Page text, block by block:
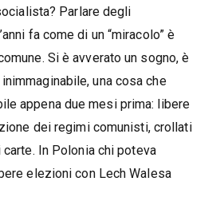
Parlare degli
fa come di un “miracolo” è
Si è avverato un sogno, è
una cosa che
appena due mesi prima: libere
dei regimi comunisti, crollati
In Polonia chi poteva
elezioni con Lech Walesa